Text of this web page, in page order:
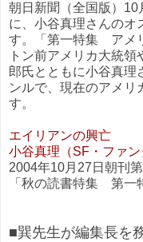
朝日新聞（全国版）10
に、小谷真理さんのオ
す。「第一特集 アメ
トン前アメリカ大統
郎氏とともに小谷真理
ンルで、現在のアメリ
す。
エイリアンの興亡
小谷真理（SF・ファン
2004年10月27日朝刊
「秋の読書特集 第一
■巽先生が編集長を